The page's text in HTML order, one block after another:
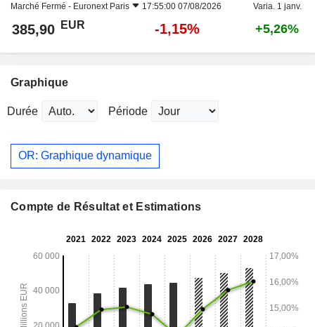
Marché Fermé - Euronext Paris 17:55:00 07/08/2026 Varia. 1 janv.
385,90 EUR -1,15% +5,26%
Graphique
Durée Période
OR: Graphique dynamique
Compte de Résultat et Estimations